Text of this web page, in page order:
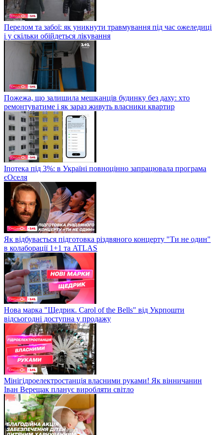
Перелом та забої: як уникнути травмування під час ожеледиці
і у скільки обійдеться лікування
Пожежа, що залишила мешканців будинку без даху: хто
ремонтуватиме і як зараз живуть власники квартир
Іпотека під 3%: в Україні повноцінно запрацювала програма
єОселя
Як відбувається підготовка різдвяного концерту "Ти не один"
в колаборації 1+1 та ATLAS
Нова марка "Щедрик. Carol of the Bells" від Укрпошти
відсьогодні доступна у продажу
Мінігідроелектростанція власними руками! Як вінничанин
Іван Верещак планує виробляти світло